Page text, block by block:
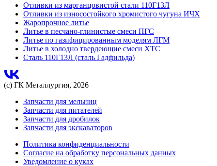
Отливки из марганцовистой стали 110Г13Л
Отливки из износостойкого хромистого чугуна ИЧХ
Жаропрочное литье
Литье в песчано-глинистые смеси ПГС
Литье по газифицированным моделям ЛГМ
Литье в холодно твердеющие смеси ХТС
Сталь 110Г13Л (сталь Гадфильда)
(с) ГК Металлургия, 2026
Запчасти для мельниц
Запчасти для питателей
Запчасти для дробилок
Запчасти для экскаваторов
Политика конфиденциальности
Согласие на обработку персональных данных
Уведомление о куках